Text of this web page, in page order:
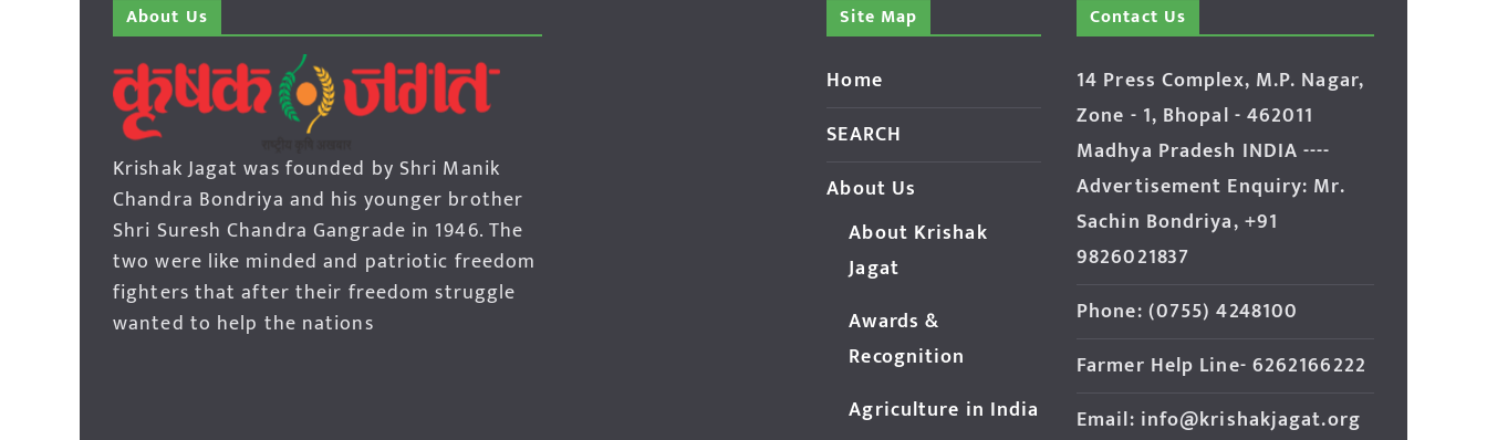
About Us
Krishak Jagat was founded by Shri Manik
Chandra Bondriya and his younger brother
Shri Suresh Chandra Gangrade in 1946. The
two were like minded and patriotic freedom
fighters that after their freedom struggle
wanted to help the nations
Site Map
Home
SEARCH
About Us
About Krishak
Jagat
Awards &
Recognition
Agriculture in India
Contact Us
14 Press Complex, M.P. Nagar,
Zone - 1, Bhopal - 462011
Madhya Pradesh INDIA ----
Advertisement Enquiry: Mr.
Sachin Bondriya, +91
9826021837
Phone: (0755) 4248100
Farmer Help Line- 6262166222
Email: info@krishakjagat.org